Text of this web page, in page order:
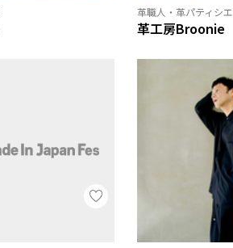
革職人・革パティシエ
革工房Broonie